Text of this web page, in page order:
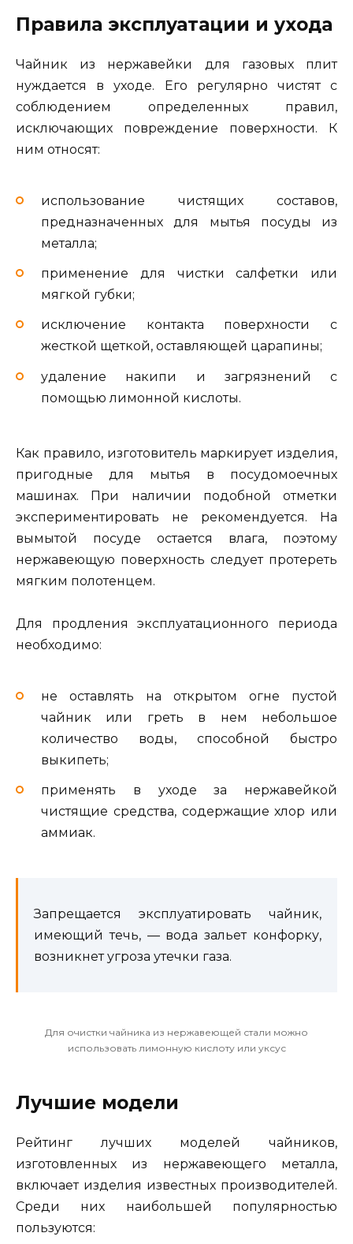
Правила эксплуатации и ухода
Чайник из нержавейки для газовых плит
нуждается в уходе. Его регулярно чистят с
соблюдением определенных правил,
исключающих повреждение поверхности. К
ним относят:
использование чистящих составов,
предназначенных для мытья посуды из
металла;
применение для чистки салфетки или
мягкой губки;
исключение контакта поверхности с
жесткой щеткой, оставляющей царапины;
удаление накипи и загрязнений с
помощью лимонной кислоты.
Как правило, изготовитель маркирует изделия,
пригодные для мытья в посудомоечных
машинах. При наличии подобной отметки
экспериментировать не рекомендуется. На
вымытой посуде остается влага, поэтому
нержавеющую поверхность следует протереть
мягким полотенцем.
Для продления эксплуатационного периода
необходимо:
не оставлять на открытом огне пустой
чайник или греть в нем небольшое
количество воды, способной быстро
выкипеть;
применять в уходе за нержавейкой
чистящие средства, содержащие хлор или
аммиак.
Запрещается эксплуатировать чайник,
имеющий течь, — вода зальет конфорку,
возникнет угроза утечки газа.
Для очистки чайника из нержавеющей стали можно
использовать лимонную кислоту или уксус
Лучшие модели
Рейтинг лучших моделей чайников,
изготовленных из нержавеющего металла,
включает изделия известных производителей.
Среди них наибольшей популярностью
пользуются: